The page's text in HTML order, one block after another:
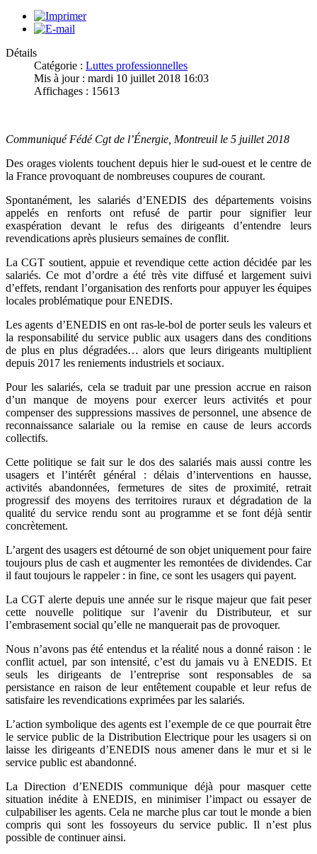
Détails
Catégorie : Luttes professionnelles
Mis à jour : mardi 10 juillet 2018 16:03
Affichages : 15613
Communiqué Fédé Cgt de l’Énergie, Montreuil le 5 juillet 2018
Des orages violents touchent depuis hier le sud-ouest et le centre de
la France provoquant de nombreuses coupures de courant.
Spontanément, les salariés d’ENEDIS des départements voisins
appelés en renforts ont refusé de partir pour signifier leur
exaspération devant le refus des dirigeants d’entendre leurs
revendications après plusieurs semaines de conflit.
La CGT soutient, appuie et revendique cette action décidée par les
salariés. Ce mot d’ordre a été très vite diffusé et largement suivi
d’effets, rendant l’organisation des renforts pour appuyer les équipes
locales problématique pour ENEDIS.
Les agents d’ENEDIS en ont ras-le-bol de porter seuls les valeurs et
la responsabilité du service public aux usagers dans des conditions
de plus en plus dégradées… alors que leurs dirigeants multiplient
depuis 2017 les reniements industriels et sociaux.
Pour les salariés, cela se traduit par une pression accrue en raison
d’un manque de moyens pour exercer leurs activités et pour
compenser des suppressions massives de personnel, une absence de
reconnaissance salariale ou la remise en cause de leurs accords
collectifs.
Cette politique se fait sur le dos des salariés mais aussi contre les
usagers et l’intérêt général : délais d’interventions en hausse,
activités abandonnées, fermetures de sites de proximité, retrait
progressif des moyens des territoires ruraux et dégradation de la
qualité du service rendu sont au programme et se font déjà sentir
concrètement.
L’argent des usagers est détourné de son objet uniquement pour faire
toujours plus de cash et augmenter les remontées de dividendes. Car
il faut toujours le rappeler : in fine, ce sont les usagers qui payent.
La CGT alerte depuis une année sur le risque majeur que fait peser
cette nouvelle politique sur l’avenir du Distributeur, et sur
l’embrasement social qu’elle ne manquerait pas de provoquer.
Nous n’avons pas été entendus et la réalité nous a donné raison : le
conflit actuel, par son intensité, c’est du jamais vu à ENEDIS. Et
seuls les dirigeants de l’entreprise sont responsables de sa
persistance en raison de leur entêtement coupable et leur refus de
satisfaire les revendications exprimées par les salariés.
L’action symbolique des agents est l’exemple de ce que pourrait être
le service public de la Distribution Electrique pour les usagers si on
laisse les dirigeants d’ENEDIS nous amener dans le mur et si le
service public est abandonné.
La Direction d’ENEDIS communique déjà pour masquer cette
situation inédite à ENEDIS, en minimiser l’impact ou essayer de
culpabiliser les agents. Cela ne marche plus car tout le monde a bien
compris qui sont les fossoyeurs du service public. Il n’est plus
possible de continuer ainsi.